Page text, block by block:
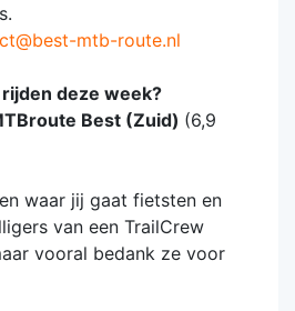
mtb-route.nl
deze week?
Best (Zuid) (6,9
waar jij gaat fietsten en
van een TrailCrew
vooral bedank ze voor